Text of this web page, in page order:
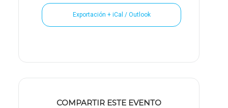
Exportación + iCal / Outlook
COMPARTIR ESTE EVENTO